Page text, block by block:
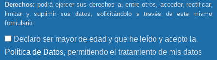
Derechos:podrá ejercer sus derechos a, entre otros, acceder, rectificar,
limitar y suprimir sus datos, solicitándolo a través de este mismo
formulario.
Declaro ser mayor de edad y que he leído y acepto la
Política de Datos, permitiendo el tratamiento de mis datos